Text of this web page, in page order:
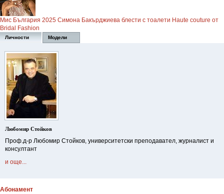
Мис България 2025 Симона Бакърджиева блести с тоалети Haute couture от
Bridal Fashion
Личности Модели
Любомир Стойков
Проф.д-р Любомир Стойков, университетски преподавател, журналист и
консултант
и още...
Абонамент